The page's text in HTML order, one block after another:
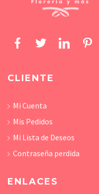
CLIENTE
Mi Cuenta
Mis Pedidos
Mi Lista de Deseos
Contraseña perdida
ENLACES